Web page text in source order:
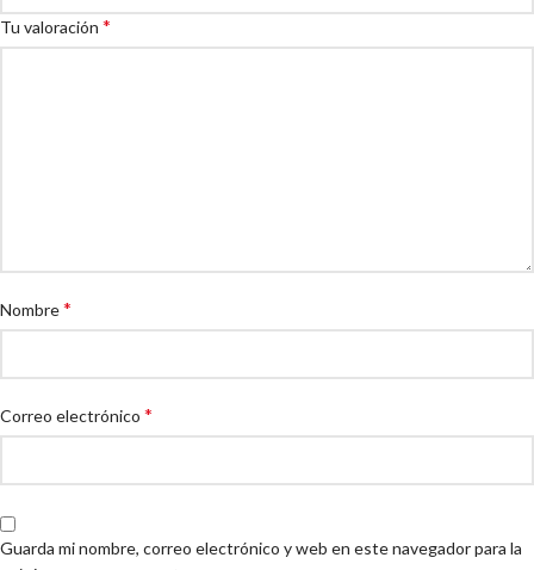
Tu valoración *
Nombre*
Correo electrónico *
Guarda mi nombre, correo electrónico y web en este navegador para la